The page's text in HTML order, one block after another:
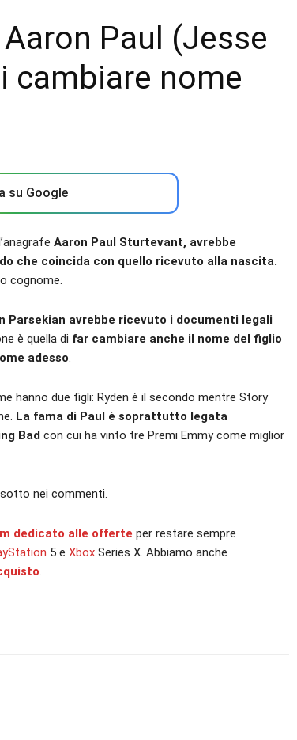
Paul (Jesse
cambiare nome
su Google
Aaron Paul Sturtevant, avrebbe
che coincida con quello ricevuto alla nascita.
cognome.
Parsekian avrebbe ricevuto i documenti legali
è quella di far cambiare anche il nome del figlio
adesso.
hanno due figli: Ryden è il secondo mentre Story
La fama di Paul è soprattutto legata
Bad con cui ha vinto tre Premi Emmy come miglior
nei commenti.
dedicato alle offerte per restare sempre
5 e Xbox Series X. Abbiamo anche
.